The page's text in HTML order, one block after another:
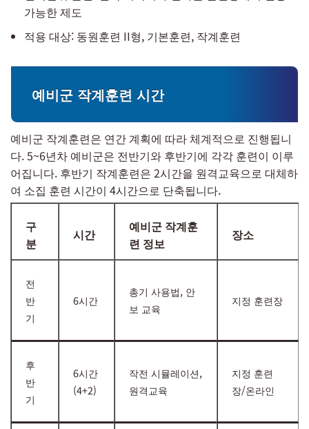
가능한 제도
적용 대상: 동원훈련 II형, 기본훈련, 작계훈련
예비군 작계훈련 시간
예비군 작계훈련은 연간 계획에 따라 체계적으로 진행됩니
다. 5~6년차 예비군은 전반기와 후반기에 각각 훈련이 이루
어집니다. 후반기 작계훈련은 2시간을 원격교육으로 대체하
여 소집 훈련 시간이 4시간으로 단축됩니다.
구
분
시간
예비군 작계훈
련 정보
장소
전
반
기
6시간
총기 사용법, 안
보 교육
지정 훈련장
후
반
기
6시간
(4+2)
작전 시뮬레이션,
원격교육
지정 훈련
장/온라인